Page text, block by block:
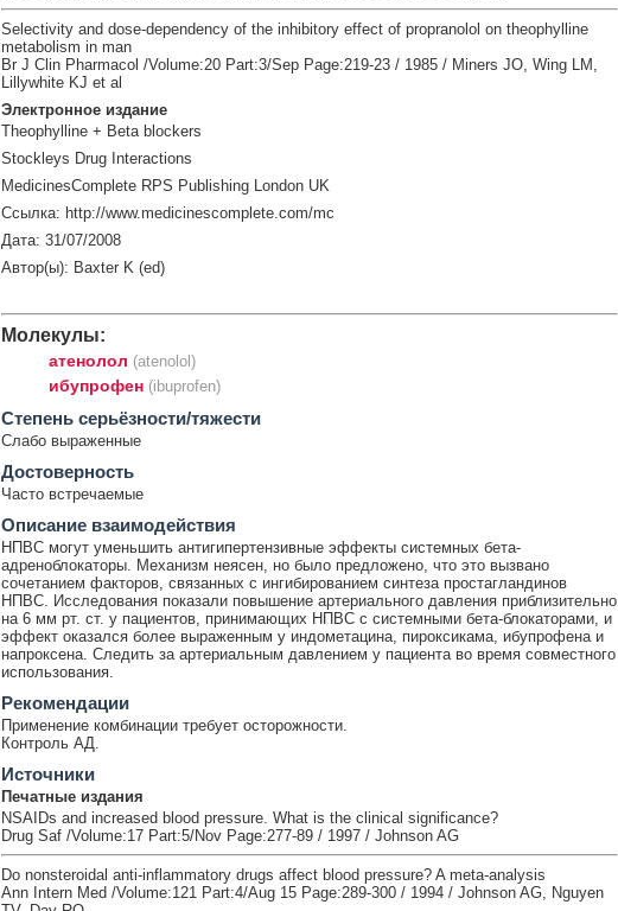
Selectivity and dose-dependency of the inhibitory effect of propranolol on theophylline
metabolism in man
Br J Clin Pharmacol /Volume:20 Part:3/Sep Page:219-23 / 1985 / Miners JO, Wing LM,
Lillywhite KJ et al
Электронное издание
Theophylline + Beta blockers
Stockleys Drug Interactions
MedicinesComplete RPS Publishing London UK
Ссылка: http://www.medicinescomplete.com/mc
Дата: 31/07/2008
Автор(ы): Baxter K (ed)
Молекулы:
атенолол (atenolol)
ибупрофен (ibuprofen)
Cтепень серьёзности/тяжести
Слабо выраженные
Достоверность
Часто встречаемые
Описание взаимодействия
НПВС могут уменьшить антигипертензивные эффекты системных бета-
адреноблокаторы. Механизм неясен, но было предложено, что это вызвано
сочетанием факторов, связанных с ингибированием синтеза простагландинов
НПВС. Исследования показали повышение артериального давления приблизительно
на 6 мм рт. ст. у пациентов, принимающих НПВС с системными бета-блокаторами, и
эффект оказался более выраженным у индометацина, пироксикама, ибупрофена и
напроксена. Следить за артериальным давлением у пациента во время совместного
использования.
Рекомендации
Применение комбинации требует осторожности.
Контроль АД.
Источники
Печатные издания
NSAIDs and increased blood pressure. What is the clinical significance?
Drug Saf /Volume:17 Part:5/Nov Page:277-89 / 1997 / Johnson AG
Do nonsteroidal anti-inflammatory drugs affect blood pressure? A meta-analysis
Ann Intern Med /Volume:121 Part:4/Aug 15 Page:289-300 / 1994 / Johnson AG, Nguyen